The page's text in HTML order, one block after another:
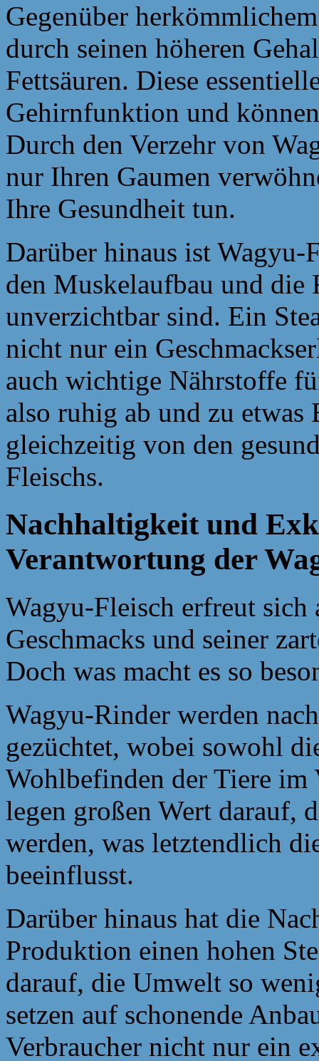
Gegenüber
durch seinen höheren
Fettsäuren. Diese
Gehirnfunktion und
Durch den Verzehr von
nur Ihren Gaumen
Ihre Gesundheit tun.
Darüber hinaus ist
den Muskelaufbau und die
unverzichtbar sind. Ein
nicht nur ein
auch wichtige Nährstoffe
also ruhig ab und zu etwas
gleichzeitig von den
Fleischs.
Nachhaltigkeit und
Verantwortung der
Wagyu-Fleisch erfreut sich
Geschmacks und seiner
Doch was macht es so
Wagyu-Rinder werden
gezüchtet, wobei sowohl
Wohlbefinden der Tiere im
legen großen Wert darauf,
werden, was letztendlich
beeinflusst.
Darüber hinaus hat die
Produktion einen hohen
darauf, die Umwelt so
setzen auf schonende
Verbraucher nicht nur ein